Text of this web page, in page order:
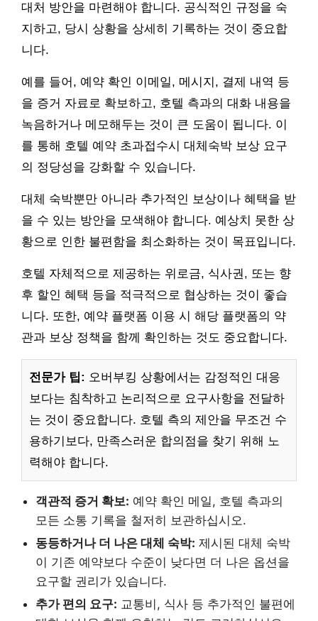
대처 방안을 마련해야 합니다. 공식적인 규정을 숙
지하고, 당시 상황을 상세히 기록하는 것이 중요합
니다.
예를 들어, 예약 확인 이메일, 메시지, 결제 내역 등
을 증거 자료로 확보하고, 호텔 측과의 대화 내용을
녹음하거나 메모해두는 것이 큰 도움이 됩니다. 이
를 통해 호텔 예약 초과접수시 대체숙박 보상 요구
의 정당성을 강화할 수 있습니다.
대체 숙박뿐만 아니라 추가적인 보상이나 혜택을 받
을 수 있는 방안을 모색해야 합니다. 예상치 못한 상
황으로 인한 불편함을 최소화하는 것이 목표입니다.
호텔 자체적으로 제공하는 위로금, 식사권, 또는 향
후 할인 혜택 등을 적극적으로 협상하는 것이 좋습
니다. 또한, 예약 플랫폼 이용 시 해당 플랫폼의 약
관과 보상 정책을 함께 확인하는 것도 중요합니다.
전문가 팁: 오버부킹 상황에서는 감정적인 대응
보다는 침착하고 논리적으로 요구사항을 전달하
는 것이 중요합니다. 호텔 측의 제안을 무조건 수
용하기보다, 만족스러운 합의점을 찾기 위해 노
력해야 합니다.
객관적 증거 확보: 예약 확인 메일, 호텔 측과의
모든 소통 기록을 철저히 보관하십시오.
동등하거나 더 나은 대체 숙박: 제시된 대체 숙박
이 기존 예약보다 수준이 낮다면 더 나은 옵션을
요구할 권리가 있습니다.
추가 편의 요구: 교통비, 식사 등 추가적인 불편에